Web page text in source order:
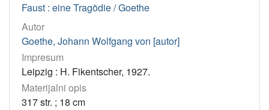
Faust : eine Tragödie / Goethe
Autor
Goethe, Johann Wolfgang von [autor]
Impresum
Leipzig : H. Fikentscher, 1927.
Materijalni opis
317 str. ; 18 cm